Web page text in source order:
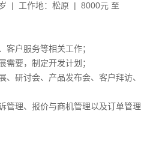
| 工作地：松原 | 8000元 至
客户服务等相关工作；
需要，制定开发计划；
、研讨会、产品发布会、客户拜访、
管理、报价与商机管理以及订单管理